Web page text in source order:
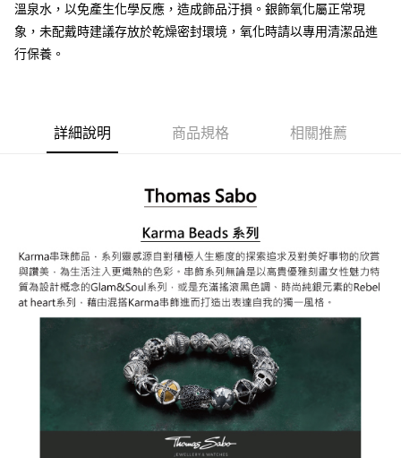
溫泉水，以免產生化學反應，造成飾品汙損。銀飾氧化屬正常現
象，未配戴時建議存放於乾燥密封環境，氧化時請以專用清潔品進
行保養。
詳細說明 商品規格 相關推薦